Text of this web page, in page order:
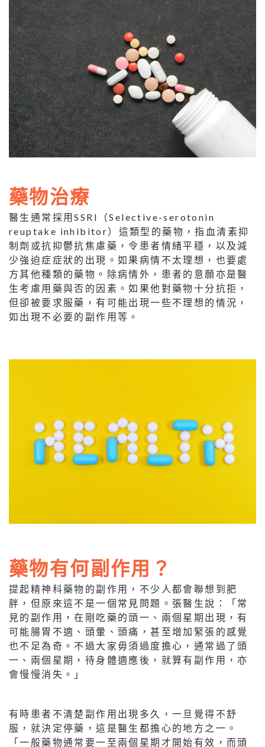
藥物治療
醫生通常採用SSRI（Selective-serotonin
reuptake inhibitor）這類型的藥物，指血清素抑
制劑或抗抑鬱抗焦慮藥，令患者情緒平穩，以及減
少強迫症症狀的出現。如果病情不太理想，也要處
方其他種類的藥物。除病情外，患者的意願亦是醫
生考慮用藥與否的因素。如果他對藥物十分抗拒，
但卻被要求服藥，有可能出現一些不理想的情況，
如出現不必要的副作用等。
藥物有何副作用？
提起精神科藥物的副作用，不少人都會聯想到肥
胖，但原來這不是一個常見問題。張醫生說：「常
見的副作用，在剛吃藥的頭一、兩個星期出現，有
可能腸胃不適、頭暈、頭痛，甚至增加緊張的感覺
也不足為奇。不過大家毋須過度擔心，通常過了頭
一、兩個星期，待身體適應後，就算有副作用，亦
會慢慢消失。」
有時患者不清楚副作用出現多久，一旦覺得不舒
服，就決定停藥，這是醫生都擔心的地方之一。
「一般藥物通常要一至兩個星期才開始有效，而頭